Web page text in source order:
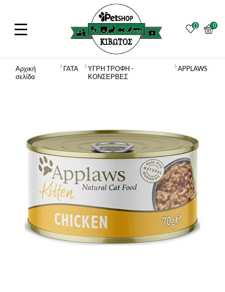
0 0
Αρχική
σελίδα
ΓΑΤΑ
ΥΓΡΗ ΤΡΟΦΗ -
ΚΟΝΣΕΡΒΕΣ
APPLAWS